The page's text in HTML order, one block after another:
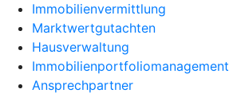
Immobilienvermittlung
Marktwertgutachten
Hausverwaltung
Immobilienportfoliomanagement
Ansprechpartner